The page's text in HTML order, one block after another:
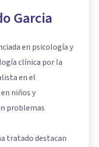
Garcia
en psicología y
clínica por la
en el
niños y
problemas
tratado destacan